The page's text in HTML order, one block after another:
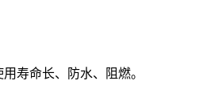
寿命长、防水、阻燃。